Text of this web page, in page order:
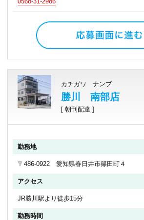
カチガワ ナンブ
勝川 南部店
[ 朝刊配達 ]
勤務地
〒486-0922 愛知県春日井市篠田町４
アクセス
JR勝川駅より徒歩15分
勤務時間